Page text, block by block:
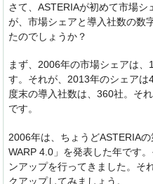
さて、ASTERIAが初めて市場
が、市場シェアと導入社数の数
たのでしょうか？
まず、2006年の市場シェアは
す。それが、2013年のシェア
度末の導入社数は、360社。そ
です。
2006年は、ちょうどASTERIA
WARP 4.0」を発表した年です
ンアップを行ってきました。そ
クアップしてみましょう。